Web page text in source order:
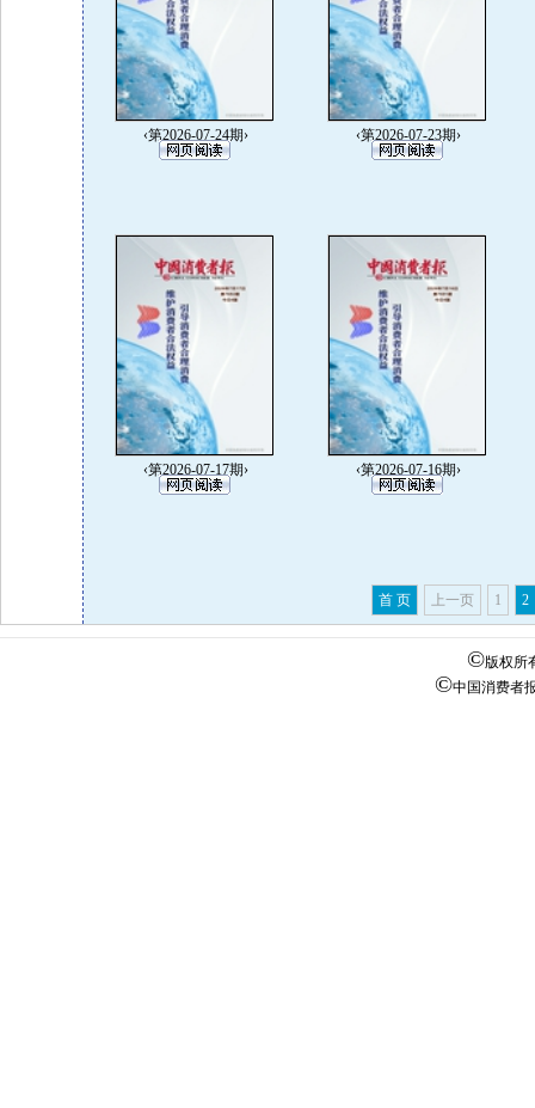
‹第2026-07-24期› ‹第2026-07-23期›
‹第2026-07-17期› ‹第2026-07-16期›
首 页 上一页 1 2
©版权所
©中国消费者